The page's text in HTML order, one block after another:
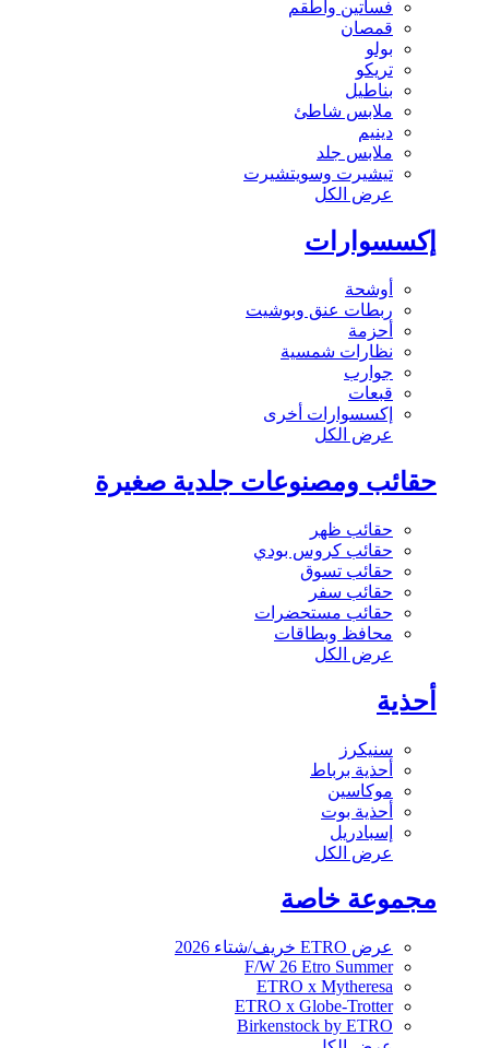
فساتين وأطقم
قمصان
بولو
تريكو
بناطيل
ملابس شاطئ
دينيم
ملابس جلد
تيشيرت وسويتشيرت
عرض الكل
إكسسوارات
أوشحة
ربطات عنق وبوشيت
أحزمة
نظارات شمسية
جوارب
قبعات
إكسسوارات أخرى
عرض الكل
حقائب ومصنوعات جلدية صغيرة
حقائب ظهر
حقائب كروس بودي
حقائب تسوق
حقائب سفر
حقائب مستحضرات
محافظ وبطاقات
عرض الكل
أحذية
سنيكرز
أحذية برباط
موكاسين
أحذية بوت
إسبادريل
عرض الكل
مجموعة خاصة
عرض ETRO خريف/شتاء 2026
F/W 26 Etro Summer
ETRO x Mytheresa
ETRO x Globe-Trotter
Birkenstock by ETRO